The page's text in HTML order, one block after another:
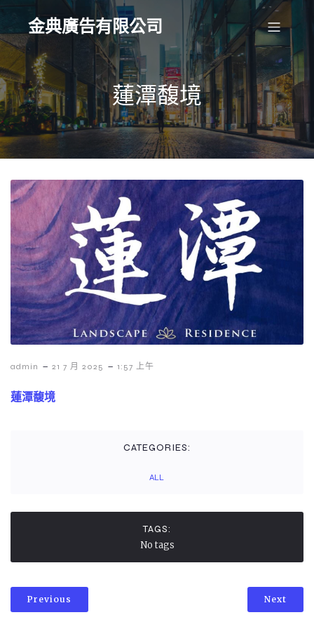
金典廣告有限公司
蓮潭馥境
admin - 21 7 月 2025 - 1:57 上午
蓮潭馥境
CATEGORIES:
ALL
TAGS:
No tags
Previous Next